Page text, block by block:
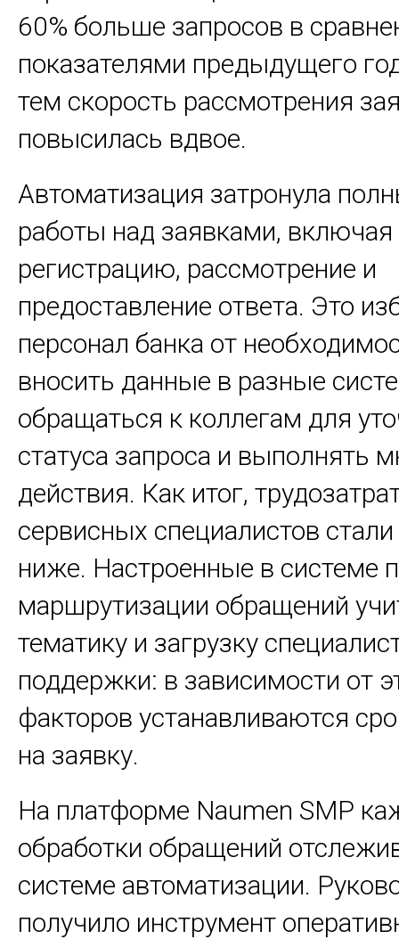
60% больше запросов в
показателями предыдущего
тем скорость рассмотрения
повысилась вдвое.
Автоматизация затронула
работы над заявками, включая
регистрацию, рассмотрение и
предоставление ответа. Это
персонал банка от
вносить данные в разные
обращаться к коллегам для
статуса запроса и выполнять
действия. Как итог,
сервисных специалистов
ниже. Настроенные в системе
маршрутизации обращений
тематику и загрузку
поддержки: в зависимости от
факторов устанавливаются
на заявку.
На платформе Naumen SMP
обработки обращений
системе автоматизации.
получило инструмент